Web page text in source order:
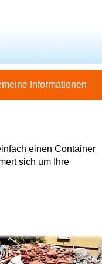
Informationen
einen Container
sich um Ihre